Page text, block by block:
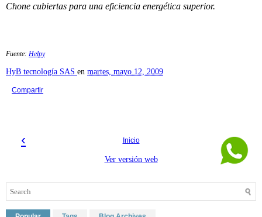
Chone cubiertas para una eficiencia energética superior.
Fuente: Helpy
HyB tecnología SAS en martes, mayo 12, 2009
Compartir
‹ ›
Inicio
Ver versión web